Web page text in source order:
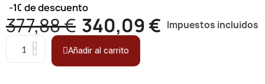
-10%de descuento
377,88 € 340,09 € Impuestos incluidos
Añadir al carrito